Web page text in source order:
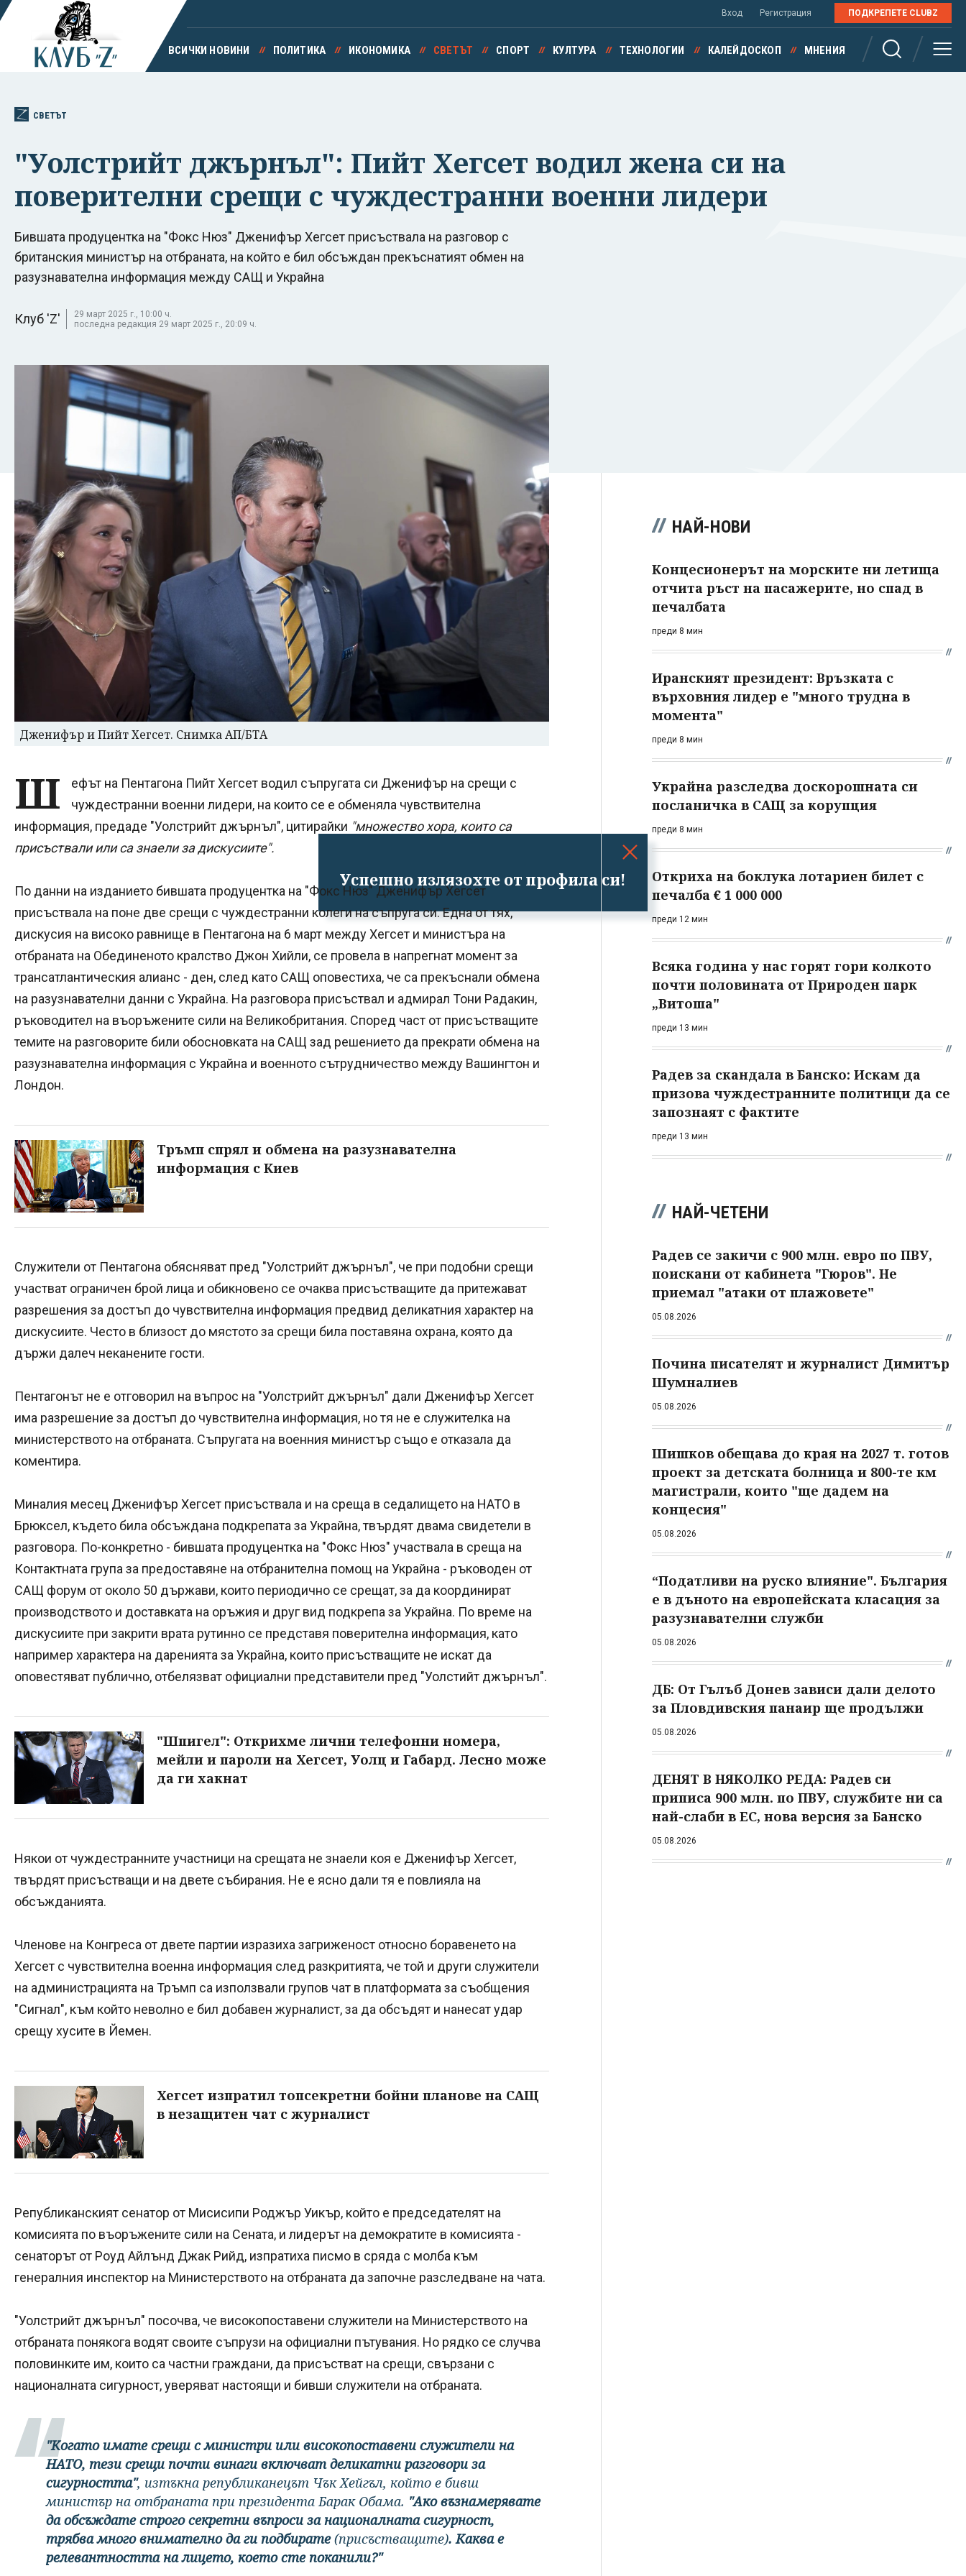
Успешно излязохте от профила си!
Вход Регистрация ПОДКРЕПЕТЕ CLUBZ
ВСИЧКИ НОВИНИ ПОЛИТИКА ИКОНОМИКА СВЕТЪТ СПОРТ КУЛТУРА ТЕХНОЛОГИИ КАЛЕЙДОСКОП МНЕНИЯ
СВЕТЪТ
"Уолстрийт джърнъл": Пийт Хегсет водил жена си на
поверителни срещи с чуждестранни военни лидери
Бившата продуцентка на "Фокс Нюз" Дженифър Хегсет присъствала на разговор с
британския министър на отбраната, на който е бил обсъждан прекъснатият обмен на
разузнавателна информация между САЩ и Украйна
Клуб 'Z'
29 март 2025 г., 10:00 ч.
последна редакция 29 март 2025 г., 20:09 ч.
Дженифър и Пийт Хегсет. Снимка АП/БТА
Ш
ефът на Пентагона Пийт Хегсет водил съпругата си Дженифър на срещи с
чуждестранни военни лидери, на които се е обменяла чувствителна
информация, предаде "Уолстрийт джърнъл", цитирайки "множество хора, които са
присъствали или са знаели за дискусиите".
По данни на изданието бившата продуцентка на "Фокс Нюз" Дженифър Хегсет
присъствала на поне две срещи с чуждестранни колеги на съпруга си. Една от тях,
дискусия на високо равнище в Пентагона на 6 март между Хегсет и министъра на
отбраната на Обединеното кралство Джон Хийли, се провела в напрегнат момент за
трансатлантическия алианс - ден, след като САЩ оповестиха, че са прекъснали обмена
на разузнавателни данни с Украйна. На разговора присъствал и адмирал Тони Радакин,
ръководител на въоръжените сили на Великобритания. Според част от присъстващите
темите на разговорите били обосновката на САЩ зад решението да прекрати обмена на
разузнавателна информация с Украйна и военното сътрудничество между Вашингтон и
Лондон.
Тръмп спрял и обмена на разузнавателна
информация с Киев
Служители от Пентагона обясняват пред "Уолстрийт джърнъл", че при подобни срещи
участват ограничен брой лица и обикновено се очаква присъстващите да притежават
разрешения за достъп до чувствителна информация предвид деликатния характер на
дискусиите. Често в близост до мястото за срещи била поставяна охрана, която да
държи далеч неканените гости.
Пентагонът не е отговорил на въпрос на "Уолстрийт джърнъл" дали Дженифър Хегсет
има разрешение за достъп до чувствителна информация, но тя не е служителка на
министерството на отбраната. Съпругата на военния министър също е отказала да
коментира.
Миналия месец Дженифър Хегсет присъствала и на среща в седалището на НАТО в
Брюксел, където била обсъждана подкрепата за Украйна, твърдят двама свидетели в
разговора. По-конкретно - бившата продуцентка на "Фокс Нюз" участвала в среща на
Контактната група за предоставяне на отбранителна помощ на Украйна - ръководен от
САЩ форум от около 50 държави, които периодично се срещат, за да координират
производството и доставката на оръжия и друг вид подкрепа за Украйна. По време на
дискусиите при закрити врата рутинно се представя поверителна информация, като
например характера на даренията за Украйна, които присъстващите не искат да
оповестяват публично, отбелязват официални представители пред "Уолстийт джърнъл".
"Шпигел": Открихме лични телефонни номера,
мейли и пароли на Хегсет, Уолц и Габард. Лесно може
да ги хакнат
Някои от чуждестранните участници на срещата не знаели коя е Дженифър Хегсет,
твърдят присъстващи и на двете събирания. Не е ясно дали тя е повлияла на
обсъжданията.
Членове на Конгреса от двете партии изразиха загриженост относно боравенето на
Хегсет с чувствителна военна информация след разкритията, че той и други служители
на администрацията на Тръмп са използвали групов чат в платформата за съобщения
"Сигнал", към който неволно е бил добавен журналист, за да обсъдят и нанесат удар
срещу хусите в Йемен.
Хегсет изпратил топсекретни бойни планове на САЩ
в незащитен чат с журналист
Републиканският сенатор от Мисисипи Роджър Уикър, който е председателят на
комисията по въоръжените сили на Сената, и лидерът на демократите в комисията -
сенаторът от Роуд Айлънд Джак Рийд, изпратиха писмо в сряда с молба към
генералния инспектор на Министерството на отбраната да започне разследване на чата.
"Уолстрийт джърнъл" посочва, че високопоставени служители на Министерството на
отбраната понякога водят своите съпрузи на официални пътувания. Но рядко се случва
половинките им, които са частни граждани, да присъстват на срещи, свързани с
националната сигурност, уверяват настоящи и бивши служители на отбраната.
"Когато имате срещи с министри или високопоставени служители на
НАТО, тези срещи почти винаги включват деликатни разговори за
сигурността", изтъкна републиканецът Чък Хейгъл, който е бивш
министър на отбраната при президента Барак Обама. "Ако възнамерявате
да обсъждате строго секретни въпроси за националната сигурност,
трябва много внимателно да ги подбирате(присъстващите). Каква е
релевантността на лицето, което сте поканили?"
НАЙ-НОВИ
Концесионерът на морските ни летища
отчита ръст на пасажерите, но спад в
печалбата
преди 8 мин
Иранският президент: Връзката с
върховния лидер е "много трудна в
момента"
преди 8 мин
Украйна разследва доскорошната си
посланичка в САЩ за корупция
преди 8 мин
Откриха на боклука лотариен билет с
печалба € 1 000 000
преди 12 мин
Всяка година у нас горят гори колкото
почти половината от Природен парк
„Витоша"
преди 13 мин
Радев за скандала в Банско: Искам да
призова чуждестранните политици да се
запознаят с фактите
преди 13 мин
НАЙ-ЧЕТЕНИ
Радев се закичи с 900 млн. евро по ПВУ,
поискани от кабинета "Гюров". Не
приемал "атаки от плажовете"
05.08.2026
Почина писателят и журналист Димитър
Шумналиев
05.08.2026
Шишков обещава до края на 2027 т. готов
проект за детската болница и 800-те км
магистрали, които "ще дадем на
концесия"
05.08.2026
“Податливи на руско влияние". България
е в дъното на европейската класация за
разузнавателни служби
05.08.2026
ДБ: От Гълъб Донев зависи дали делото
за Пловдивския панаир ще продължи
05.08.2026
ДЕНЯТ В НЯКОЛКО РЕДА: Радев си
приписа 900 млн. по ПВУ, службите ни са
най-слаби в ЕС, нова версия за Банско
05.08.2026